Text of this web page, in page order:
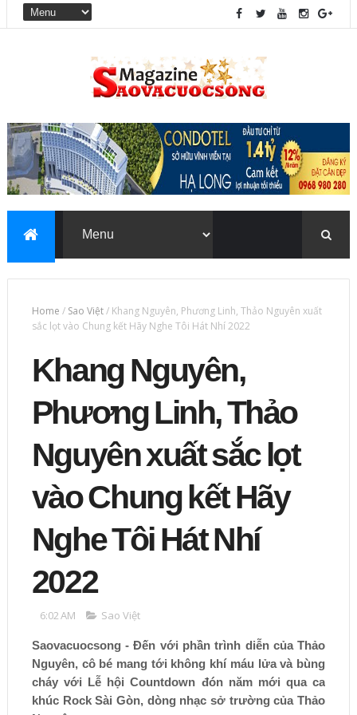
Home / Sao Việt/ Khang Nguyên, Phương Linh, Thảo Nguyên xuất
sắc lọt vào Chung kết Hãy Nghe Tôi Hát Nhí 2022
Khang Nguyên,
Phương Linh, Thảo
Nguyên xuất sắc lọt
vào Chung kết Hãy
Nghe Tôi Hát Nhí
2022
6:02 AM Sao Việt
Saovacuocsong - Đến với phần trình diễn của Thảo
Nguyên, cô bé mang tới không khí máu lửa và bùng
cháy với Lễ hội Countdown đón năm mới qua ca
khúc Rock Sài Gòn, dòng nhạc sở trường của Thảo